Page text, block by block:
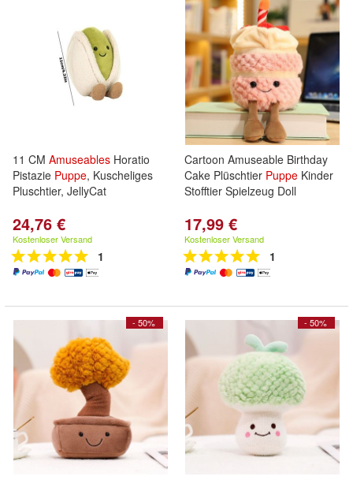
11 CM Amuseables Horatio
Pistazie Puppe, Kuscheliges
Pluschtier, JellyCat
24,76 €
Kostenloser Versand
1
Cartoon Amuseable Birthday
Cake Plüschtier Puppe Kinder
Stofftier Spielzeug Doll
17,99 €
Kostenloser Versand
1
- 50% - 50%